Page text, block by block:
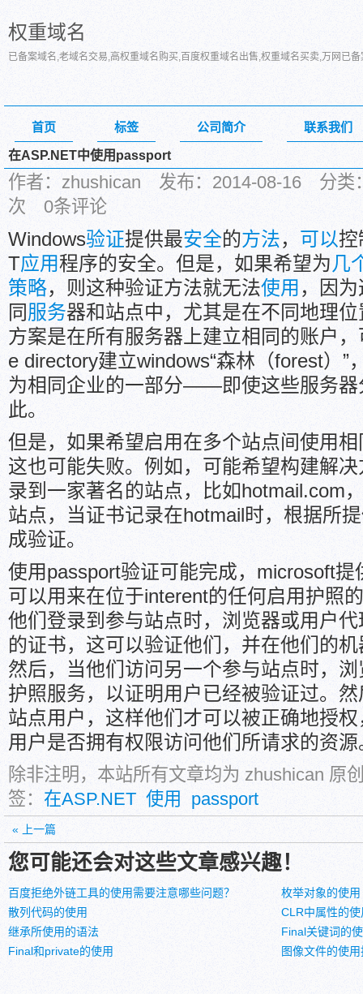
权重域名
已备案域名,老域名交易,高权重域名购买,百度权重域名出售,权重域名买卖,万网已
首页 标签 公司简介 联系我们
在ASP.NET中使用passport
作者：zhushican 发布：2014-08-16 分
次 0条评论
Windows验证提供最安全的方法， 可以控
T应用程序的安全。但是，如果希望为几
策略，则这种验证方法就无法使用 ，因
同服务器和站点中，尤其是在不同地理
方案是在所有服务器上建立相同的账户
e directory建立windows“森林（forest）”
为相同企业的一部分——即使这些服务器
此。
但是，如果希望启用在多个站点间使用
这也可能失败。例如，可能希望构建解
录到一家著名的站点，比如hotmail.com
站点，当证书记录在hotmail时，根据所
成验证。
使用passport验证可能完成，microsoft提
可以用来在位于interent的任何启用护照
他们登录到参与站点时，浏览器或用户
的证书，这可以验证他们，并在他们的
然后，当他们访问另一个参与站点时，
护照服务，以证明用户已经被验证过。
站点用户，这样他们才可以被正确地授
用户是否拥有权限访问他们所请求的资源
除非注明，本站所有文章均为 zhushican 原
签： 在ASP.NET 使用 passport
« 上一篇
您可能还会对这些文章感兴趣！
百度拒绝外链工具的使用需要注意哪些问题？
枚举对象的使用
散列代码的使用
CLR中属性的使
继承所使用的语法
Final关键词的
Final和private的使用
图像文件的使